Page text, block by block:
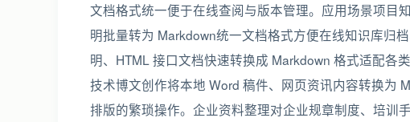
文档格式统一便于在线查阅与版本管理。应用场景项目
明批量转为 Markdown统一文档格式方便在线知识库归
明、HTML 接口文档快速转换成 Markdown 格式适配各
技术博文创作将本地 Word 稿件、网页资讯内容转换为
排版的繁琐操作。企业资料整理对企业规章制度、培训